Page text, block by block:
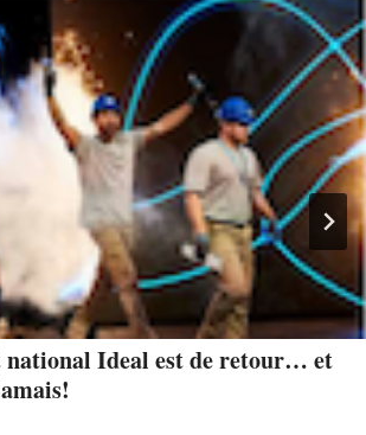
national Ideal est de retour… et